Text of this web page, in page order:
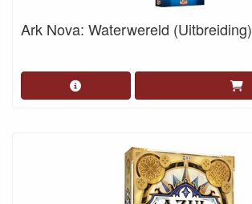
Ark Nova: Waterwereld (Uitbreiding)